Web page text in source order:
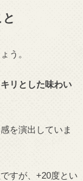
う。
リとした味わい
を演出していま
すが、+20度とい